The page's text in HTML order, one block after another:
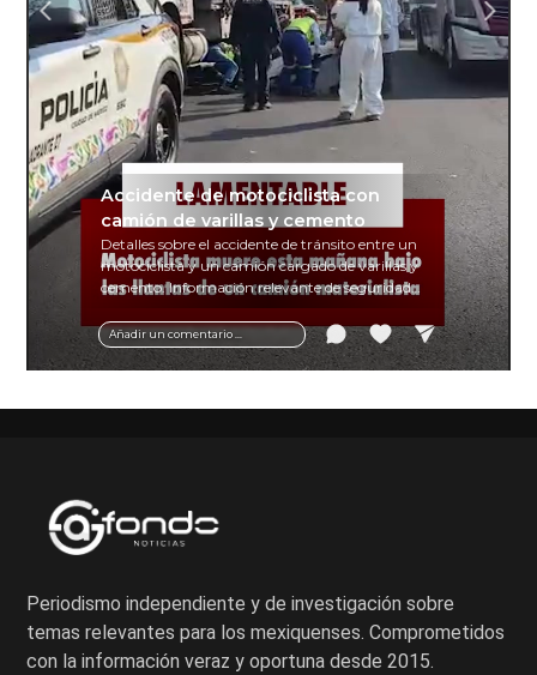
Añadir un comentario ...
Accidente de motociclista con
camión de varillas y cemento
Detalles sobre el accidente de tránsito entre un
motociclista y un camión cargado de varillas y
cemento. Información relevante de seguridad
vial y recomendaciones para motociclistas.
Periodismo independiente y de investigación sobre
temas relevantes para los mexiquenses. Comprometidos
con la información veraz y oportuna desde 2015.